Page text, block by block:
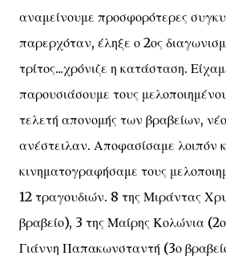
αναμείνουμε προσφορότερες
παρερχόταν, έληξε ο 2ος
τρίτος...χρόνιζε η κατάσταση.
παρουσιάσουμε τους
τελετή απονομής των βραβείων,
ανέστειλαν. Αποφασίσαμε λοιπόν
κινηματογραφήσαμε τους
12 τραγουδιών. 8 της Μιράντας
βραβείο), 3 της Μαίρης Κολώνια
Γιάννη Παπακωνσταντή (3ο